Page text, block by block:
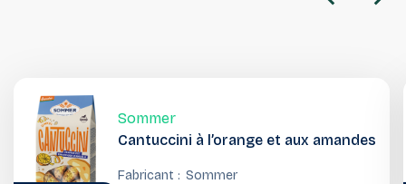
Sommer
Cantuccini à l’orange et aux amandes
Fabricant : Sommer